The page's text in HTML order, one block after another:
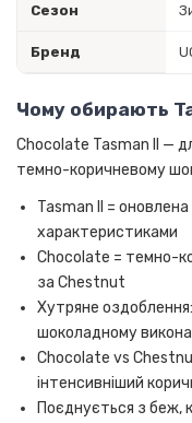
Сезон
Бренд
Чому обирають
Chocolate Tasman II —
темно-коричневому
Tasman II =
характеристиками
Chocolate = темно-
за Chestnut
Хутряне
шоколадному
Chocolate vs
інтенсивніший
Поєднується з беж,